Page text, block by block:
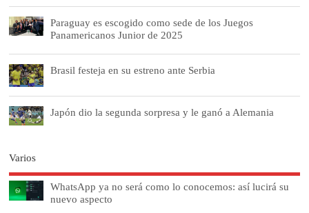
Paraguay es escogido como sede de los Juegos
Panamericanos Junior de 2025
Brasil festeja en su estreno ante Serbia
Japón dio la segunda sorpresa y le ganó a Alemania
Varios
WhatsApp ya no será como lo conocemos: así lucirá su
nuevo aspecto